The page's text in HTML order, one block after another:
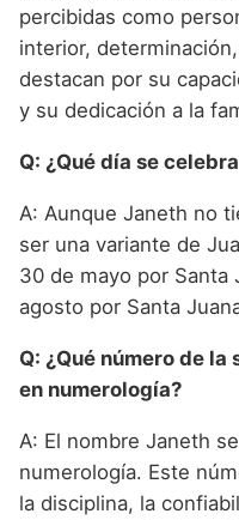
percibidas como
interior,
destacan por su
y su dedicación a la
Q: ¿Qué día se
A: Aunque Janeth no
ser una variante de
30 de mayo por Santa
agosto por Santa
Q: ¿Qué número de
en numerología?
A: El nombre Janeth
numerología. Este
la disciplina, la